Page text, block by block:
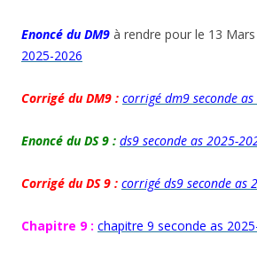
Enoncé du DM9 à rendre pour le 13 Mars
2025-2026
Corrigé du DM9 : corrigé dm9 seconde
Enoncé du DS 9 : ds9 seconde as 2025-
Corrigé du DS 9 : corrigé ds9 seconde as
Chapitre 9 : chapitre 9 seconde as